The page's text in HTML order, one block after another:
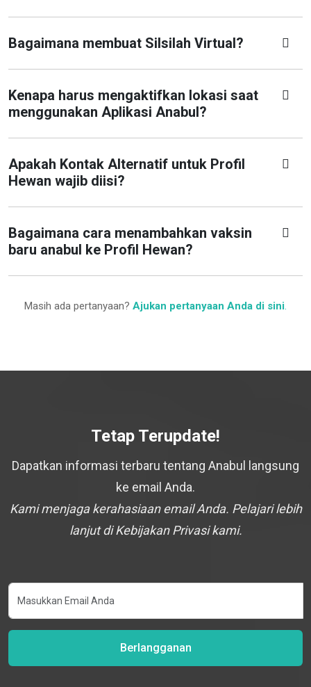
Bagaimana membuat Silsilah Virtual?
Kenapa harus mengaktifkan lokasi saat
menggunakan Aplikasi Anabul?
Apakah Kontak Alternatif untuk Profil
Hewan wajib diisi?
Bagaimana cara menambahkan vaksin
baru anabul ke Profil Hewan?
Masih ada pertanyaan? Ajukan pertanyaan Anda di sini.
Tetap Terupdate!
Dapatkan informasi terbaru tentang Anabul langsung
ke email Anda.
Kami menjaga kerahasiaan email Anda. Pelajari lebih
lanjut di Kebijakan Privasi kami.
Berlangganan